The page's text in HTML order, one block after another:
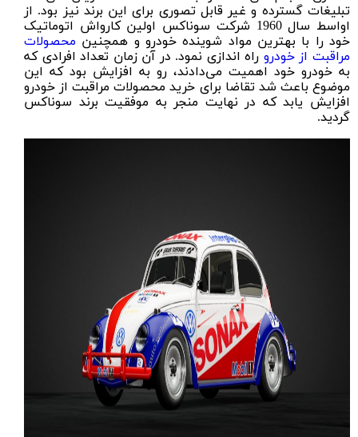
تبلیغات گسترده و غیر قابل تصوری برای این برند نیز بود. از
اواسط سال 1960 شرکت سوناکس اولین کارواش اتوماتیک
خود را با بهترین مواد شوینده خودرو و همچنین محصولات
مراقبت از خودرو راه اندازی نمود. در آن زمان تعداد افرادی که
به خودرو خود اهمیت می‌دادند، رو به افزایش بود که این
موضوع باعث شد تقاضا برای خرید محصولات مراقبت از خودرو
افزایش یابد که در نهایت منجر به موفقیت برند سوناکس
گردید.